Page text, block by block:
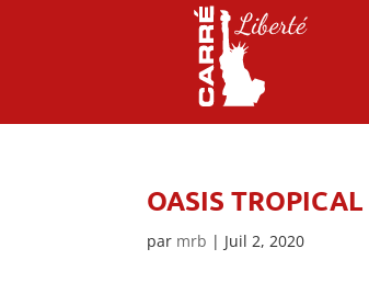
OASIS TROPICAL
par mrb | Juil 2, 2020